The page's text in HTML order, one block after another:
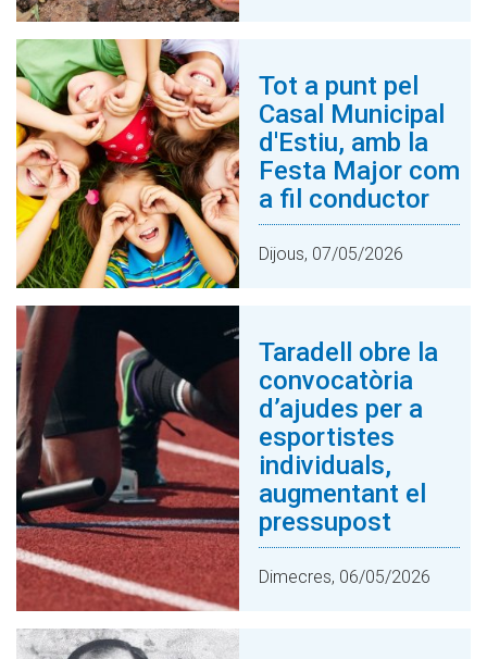
Tot a punt pel
Casal Municipal
d'Estiu, amb la
Festa Major com
a fil conductor
Dijous, 07/05/2026
Taradell obre la
convocatòria
d’ajudes per a
esportistes
individuals,
augmentant el
pressupost
Dimecres, 06/05/2026